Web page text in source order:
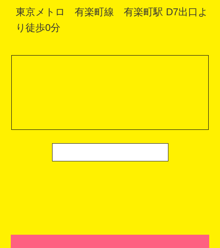
東京メトロ 有楽町線 有楽町駅 D7出口よ
り徒歩0分